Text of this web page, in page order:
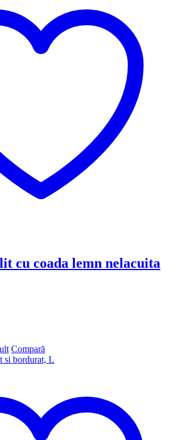
cu coada lemn nelacuita
Compară